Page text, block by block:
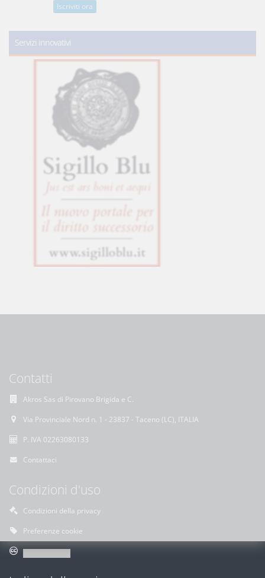
Iscriviti ora
Servizi innovativi
Contatti
Akros Sas di Pirovano Brigida e C.
Via Provinciale Nord n. 1 - 23837 - Taceno (LC), ITALIA
P. IVA 02263080133
Contattaci
Condizioni d'uso
Condizioni della privacy
Preferenze cookie